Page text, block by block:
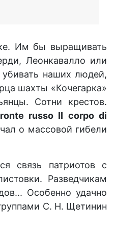
Им бы выращивать
Леонкавалло или
наших людей,
шахты «Кочегарка»
Сотни крестов.
russo II corpo di
о массовой гибели
связь патриотов с
Разведчикам
Особенно удачно
С. Н. Щетинин